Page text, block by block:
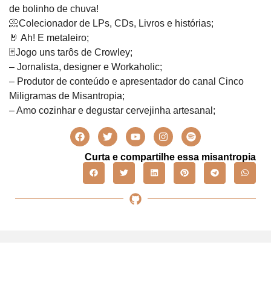
de bolinho de chuva!
📀Colecionador de LPs, CDs, Livros e histórias;
🤘 Ah! E metaleiro;
🃏Jogo uns tarôs de Crowley;
– Jornalista, designer e Workaholic;
– Produtor de conteúdo e apresentador do canal Cinco
Miligramas de Misantropia;
– Amo cozinhar e degustar cervejinha artesanal;
Curta e compartilhe essa misantropia